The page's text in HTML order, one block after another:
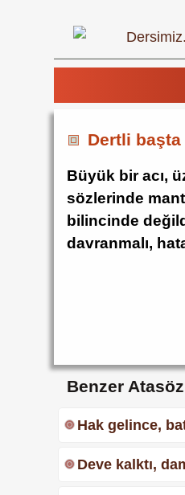
Dertli başta
Büyük bir acı,
sözlerinde
bilincinde
davranmalı,
Benzer
Hak gelince,
Deve kalktı,